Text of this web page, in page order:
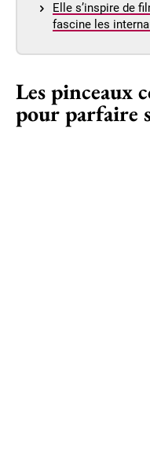
Elle s’inspire de
fascine les
Les pinceaux
pour parfaire